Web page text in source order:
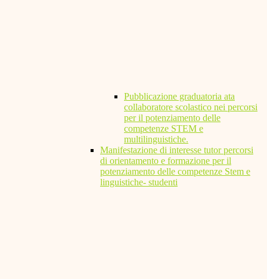
Pubblicazione graduatoria ata
collaboratore scolastico nei percorsi
per il potenziamento delle
competenze STEM e
multilinguistiche.
Manifestazione di interesse tutor percorsi
di orientamento e formazione per il
potenziamento delle competenze Stem e
linguistiche- studenti